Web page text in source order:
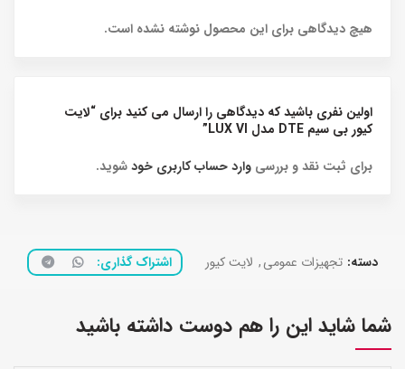
هیچ دیدگاهی برای این محصول نوشته نشده است.
اولین نفری باشید که دیدگاهی را ارسال می کنید برای “لایت
کیور بی سیم DTE مدل LUX VI”
برای ثبت نقد و بررسی وارد حساب کاربری خودشوید.
دسته: تجهیزات عمومی, لایت کیور اشتراک گذاری
شما شاید این را هم دوست داشته باشید